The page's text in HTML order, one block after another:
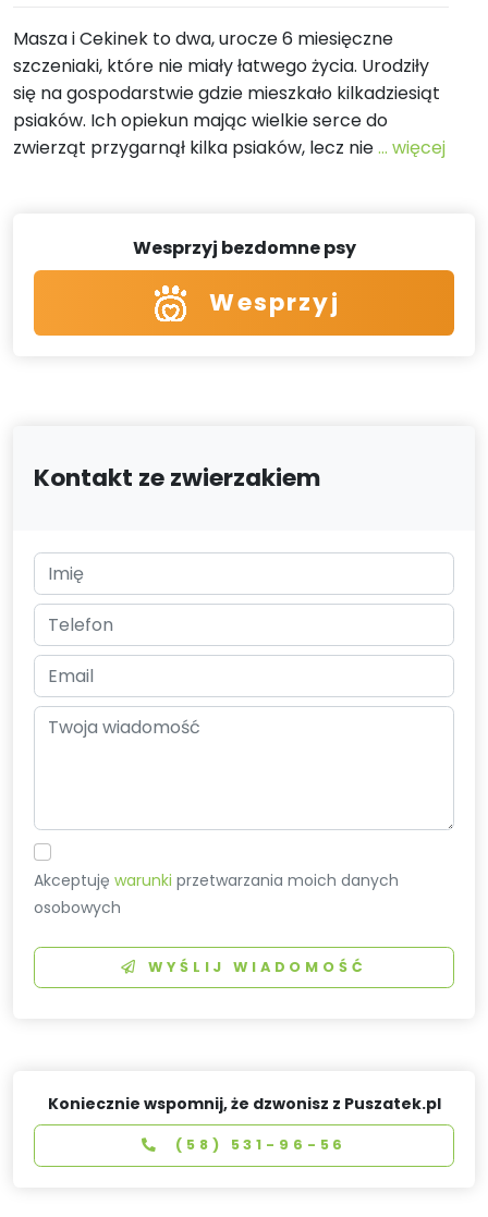
Masza i Cekinek to dwa, urocze 6 miesięczne
szczeniaki, które nie miały łatwego życia. Urodziły
się na gospodarstwie gdzie mieszkało kilkadziesiąt
psiaków. Ich opiekun mając wielkie serce do
zwierząt przygarnął kilka psiaków, lecz nie... więcej
Wesprzyj bezdomne psy
Wesprzyj
Kontakt ze zwierzakiem
Akceptujęwarunki przetwarzania moich danych
osobowych
WYŚLIJ WIADOMOŚĆ
Koniecznie wspomnij, że dzwonisz z Puszatek.pl
(58) 531-96-56